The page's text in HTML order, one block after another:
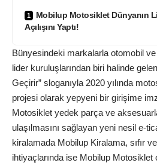
Mobilup Motosiklet Dünyanın
Açılışını Yaptı!
Bünyesindeki markalarla otomobil
lider kuruluşlarından biri halinde
Geçirir” sloganıyla 2020 yılında
projesi olarak yepyeni bir girişime
Motosiklet yedek parça ve
ulaşılmasını sağlayan yeni nesil e-
kiralamada Mobilup Kiralama, sıfır
ihtiyaçlarında ise Mobilup